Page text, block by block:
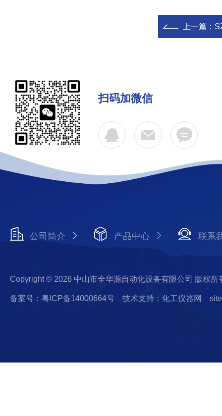
上一篇：
扫码加微信
公司简介 产品中心 联系
Copyright © 2026 中山市全华源自动化设备有限公司 版权所
备案号：粤ICP备14000664号 技术支持：化工仪器网